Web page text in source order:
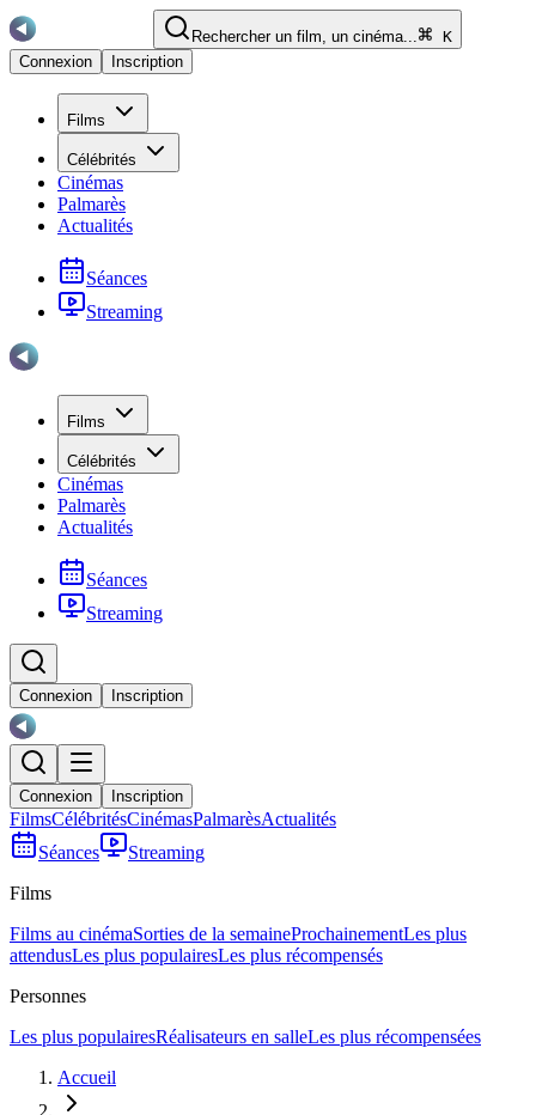
Rechercher un film, un cinéma...
K
Connexion
Inscription
Films
Célébrités
Cinémas
Palmarès
Actualités
Séances
Streaming
Films
Célébrités
Cinémas
Palmarès
Actualités
Séances
Streaming
Connexion Inscription
Connexion Inscription
FilmsCélébritésCinémasPalmarèsActualités
Séances
Streaming
Films
Films au cinémaSorties de la semaineProchainementLes plus
attendusLes plus populairesLes plus récompensés
Personnes
Les plus populairesRéalisateurs en salleLes plus récompensées
Accueil